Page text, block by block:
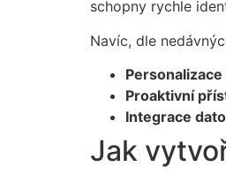
schopny rychle
Navíc, dle
Proaktivní
Integrace
Jak